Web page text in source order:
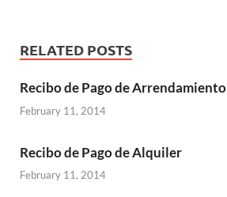
RELATED POSTS
Recibo de Pago de Arrendamiento
February 11, 2014
Recibo de Pago de Alquiler
February 11, 2014